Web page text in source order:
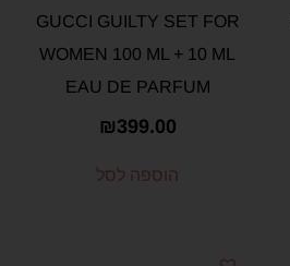
GUCCI GUILTY SET FOR
WOMEN 100 ML + 10 ML
EAU DE PARFUM
₪399.00
הוספה לסל